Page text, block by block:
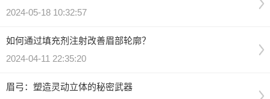
2024-05-18 10:32:57
如何通过填充剂注射改善眉部轮廓？
2024-04-11 22:35:20
眉弓：塑造灵动立体的秘密武器